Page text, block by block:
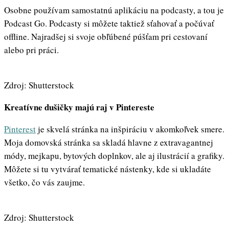
Osobne používam samostatnú aplikáciu na podcasty, a tou je
Podcast Go. Podcasty si môžete taktiež sťahovať a počúvať
offline. Najradšej si svoje obľúbené púšťam pri cestovaní
alebo pri práci.
Zdroj: Shutterstock
Kreatívne dušičky majú raj v Pintereste
Pinterestje skvelá stránka na inšpiráciu v akomkoľvek smere.
Moja domovská stránka sa skladá hlavne z extravagantnej
módy, mejkapu, bytových doplnkov, ale aj ilustrácií a grafiky.
Môžete si tu vytvárať tematické nástenky, kde si ukladáte
všetko, čo vás zaujme.
Zdroj: Shutterstock